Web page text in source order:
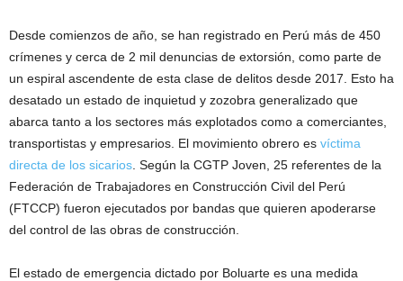
Desde comienzos de año, se han registrado en Perú más de 450
crímenes y cerca de 2 mil denuncias de extorsión, como parte de
un espiral ascendente de esta clase de delitos desde 2017. Esto ha
desatado un estado de inquietud y zozobra generalizado que
abarca tanto a los sectores más explotados como a comerciantes,
transportistas y empresarios. El movimiento obrero es víctima
directa de los sicarios . Según la CGTP Joven, 25 referentes de la
Federación de Trabajadores en Construcción Civil del Perú
(FTCCP) fueron ejecutados por bandas que quieren apoderarse
del control de las obras de construcción.
El estado de emergencia dictado por Boluarte es una medida